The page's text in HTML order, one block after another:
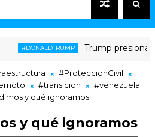
#DONALDTRUMP Trump presiona a
#ProteccionCivil
#transicion
#venezuela
y qué ignoramos
y qué ignoramos